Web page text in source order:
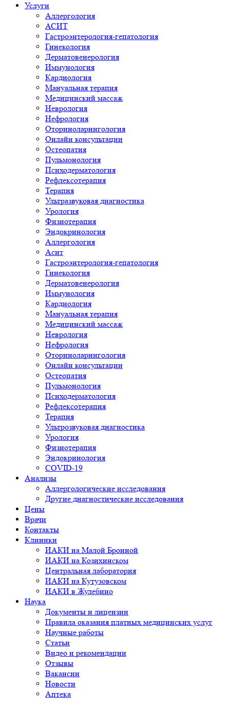
Услуги
Аллергология
АСИТ
Гастроэнтерология-гепатология
Гинекология
Дерматовенерология
Иммунология
Кардиология
Мануальная терапия
Медицинский массаж
Неврология
Нефрология
Оториноларингология
Онлайн консультации
Остеопатия
Пульмонология
Психодерматология
Рефлексотерапия
Терапия
Ультразвуковая диагностика
Урология
Физиотерапия
Эндокринология
Аллергология
Асит
Гастроэнтерология-гепатология
Гинекология
Дерматовенерология
Иммунология
Кардиология
Мануальная терапия
Медицинский массаж
Неврология
Нефрология
Оториноларингология
Онлайн консультации
Остеопатия
Пульмонология
Психодерматология
Рефлексотерапия
Терапия
Ультрозвуковая диагностика
Урология
Физиотерапия
Эндокринология
COVID-19
Анализы
Аллергологические исследования
Другие диагностические исследования
Цены
Врачи
Контакты
Клиники
ИАКИ на Малой Бронной
ИАКИ на Козихинском
Центральная лаборатория
ИАКИ на Кутузовском
ИАКИ в Жулебино
Наука
Документы и лицензии
Правила оказания платных медицинских услуг
Научные работы
Статьи
Видео и рекомендации
Отзывы
Вакансии
Новости
Аптека